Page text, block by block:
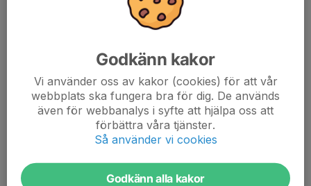
Pressansvarig Siv Jansson, ordförande
Siv Jansson, ordförande & grundare
070-2922583
siv@fjallorna.se
Godkänn kakor
Vi använder oss av kakor (cookies) för att vår
webbplats ska fungera bra för dig. De används
även för webbanalys i syfte att hjälpa oss att
förbättra våra tjänster.
Så använder vi cookies
Godkänn alla kakor